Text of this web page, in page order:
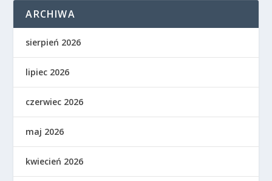
ARCHIWA
sierpień 2026
lipiec 2026
czerwiec 2026
maj 2026
kwiecień 2026